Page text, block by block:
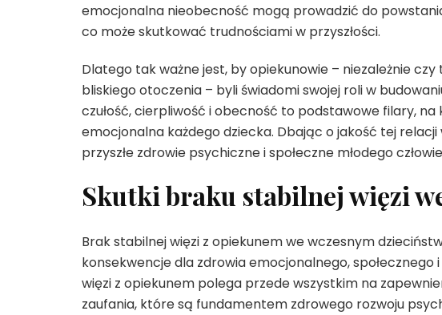
emocjonalna nieobecność mogą prowadzić do
co może skutkować trudnościami w przyszłości.
Dlatego tak ważne jest, by opiekunowie – niezależnie
bliskiego otoczenia – byli świadomi swojej roli w
czułość, cierpliwość i obecność to podstawowe filary,
emocjonalna każdego dziecka. Dbając o jakość tej
przyszłe zdrowie psychiczne i społeczne młodego
Skutki braku stabilnej więzi
Brak stabilnej więzi z opiekunem we wczesnym
konsekwencje dla zdrowia emocjonalnego,
więzi z opiekunem polega przede wszystkim na
zaufania, które są fundamentem zdrowego rozwoju